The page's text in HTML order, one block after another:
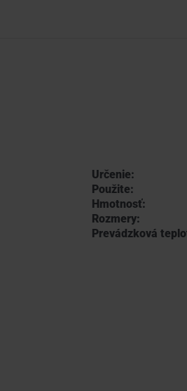
Určenie:
Použite:
Hmotnosť:
Rozmery:
Prevádzková